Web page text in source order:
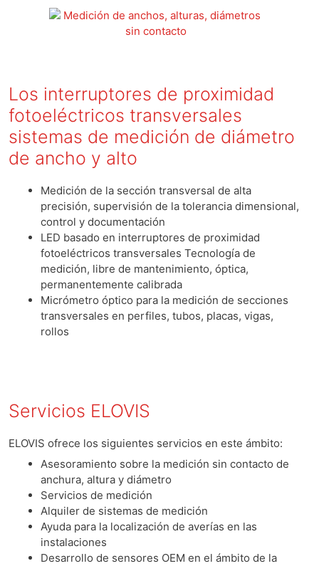
Los interruptores de proximidad
fotoeléctricos transversales
sistemas de medición de diámetro
de ancho y alto
Medición de la sección transversal de alta
precisión, supervisión de la tolerancia dimensional,
control y documentación
LED basado en interruptores de proximidad
fotoeléctricos transversales Tecnología de
medición, libre de mantenimiento, óptica,
permanentemente calibrada
Micrómetro óptico para la medición de secciones
transversales en perfiles, tubos, placas, vigas,
rollos
Servicios ELOVIS
ELOVIS ofrece los siguientes servicios en este ámbito:
Asesoramiento sobre la medición sin contacto de
anchura, altura y diámetro
Servicios de medición
Alquiler de sistemas de medición
Ayuda para la localización de averías en las
instalaciones
Desarrollo de sensores OEM en el ámbito de la